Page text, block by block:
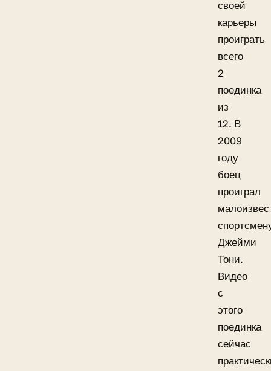
своей
карьеры
проиграть
всего
2
поединка
из
12. В
2009
году
боец
проиграл
Джейми
Тони.
Видео
с
этого
поединка
сейчас